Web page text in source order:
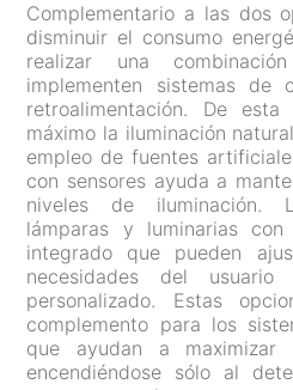
Complementario a las dos
disminuir el consumo
realizar una
implementen sistemas de
retroalimentación. De
máximo la iluminación
empleo de fuentes
con sensores ayuda a
niveles de iluminación.
lámparas y luminarias
integrado que pueden
necesidades del
personalizado. Estas
complemento para los
que ayudan a
encendiéndose sólo al